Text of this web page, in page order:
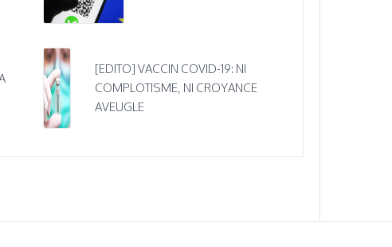
[EDITO] VACCIN COVID-19: NI
COMPLOTISME, NI CROYANCE
AVEUGLE